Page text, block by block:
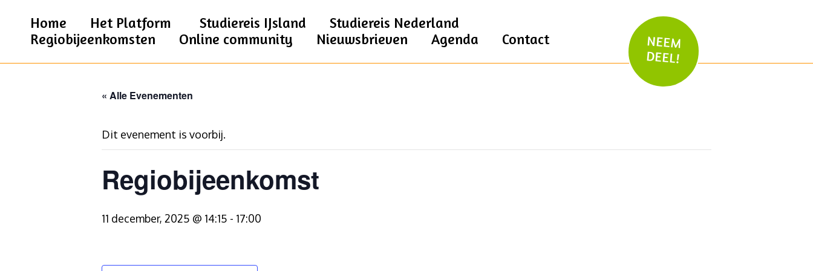
Home Het Platform Studiereis IJsland
Studiereis Nederland
Regiobijeenkomsten
Online community Nieuwsbrieven Agenda Contact NEEM
DEEL!
« Alle Evenementen
Dit evenement is voorbij.
Regiobijeenkomst
11 december, 2025 @ 14:15 - 17:00